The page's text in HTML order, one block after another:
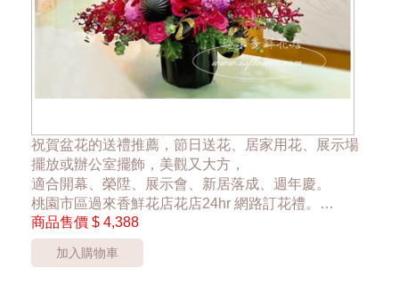
祝賀盆花的送禮推薦，節日送花、居家用花、展示場
擺放或辦公室擺飾，美觀又大方，
適合開幕、榮陞、展示會、新居落成、週年慶。
桃園市區過來香鮮花店花店24hr 網路訂花禮。
*桃園區以外酌收運費350元*
**此商品只提供桃園市內運送**
商品售價 $ 4,388
加入購物車